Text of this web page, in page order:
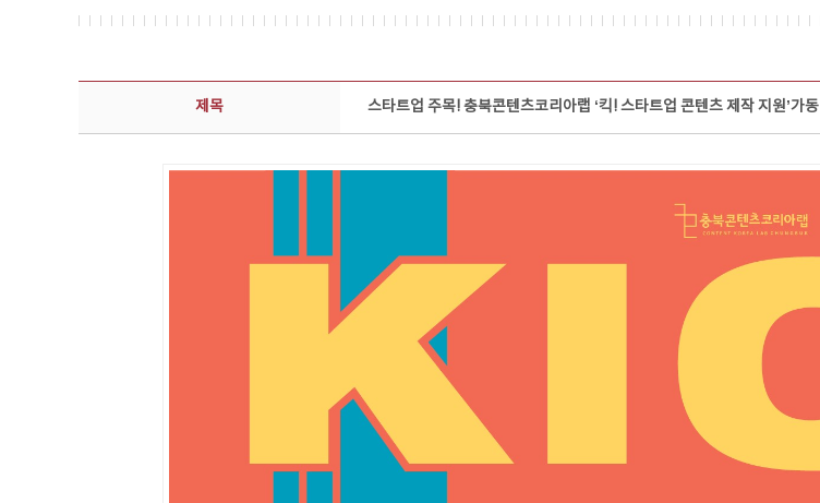
보도자료 상세보기 - 제목, 담당부서, 담당자, 담당연락처, 내용, 첨부파일 정보 제공
제목 스타트업 주목! 충북콘텐츠코리아랩 ‘킥! 스타트업 콘텐츠 제작 지원’가동